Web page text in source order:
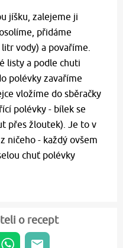
jíšku, zalejeme ji
přidáme
vody) a povaříme.
listy a podle chuti
polévky zavaříme
vložíme do sběračky
polévky - bílek se
přes žloutek). Je to v
ničeho - každý ovšem
chuť polévky
o recept